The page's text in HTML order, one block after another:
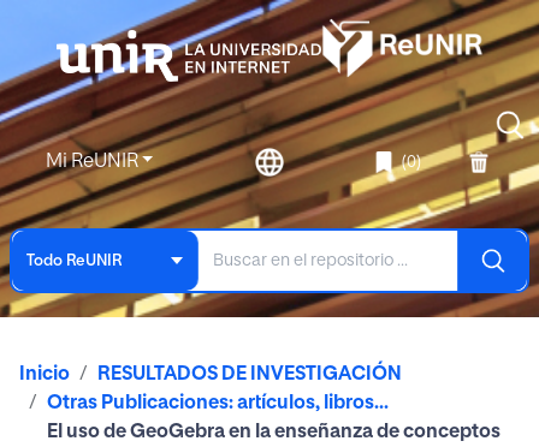
Mi ReUNIR (0)
Todo ReUNIR
Inicio
RESULTADOS DE INVESTIGACIÓN
Otras Publicaciones: artículos, libros...
El uso de GeoGebra en la enseñanza de conceptos